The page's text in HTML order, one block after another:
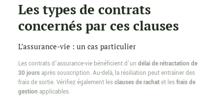
Les types de contrats
concernés par ces clauses
L’assurance-vie : un cas particulier
Les contrats d’assurance-vie bénéficient d’un délai de rétractation de
30 joursaprès souscription. Au-delà, la résiliation peut entraîner des
frais de sortie. Vérifiez également lesclauses de rachatet lesfrais de
gestion applicables.